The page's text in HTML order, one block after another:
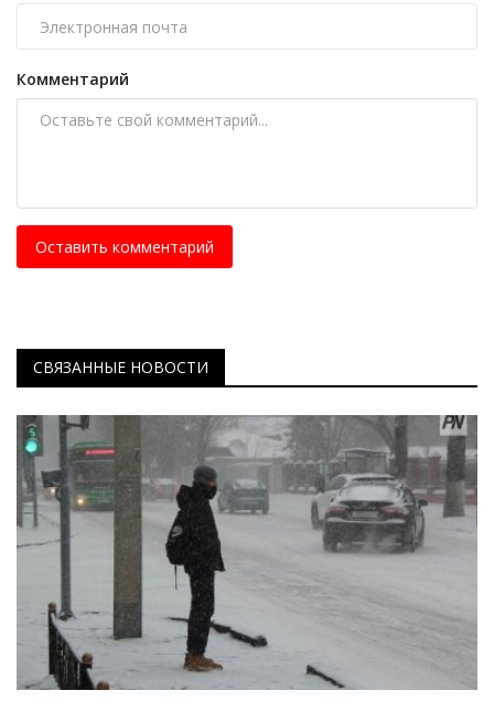
Комментарий
Оставить комментарий
СВЯЗАННЫЕ НОВОСТИ